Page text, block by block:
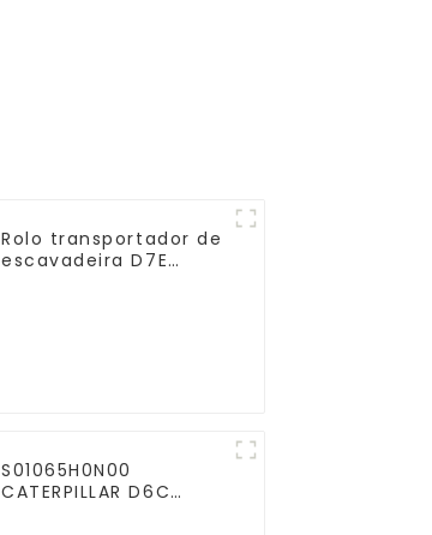
Rolo transportador de
escavadeira D7E
S01065H0N00
CATERPILLAR D6C